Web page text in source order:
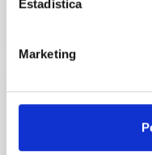
Estadística
Marketing
PRESS RELEASE
La ministra de